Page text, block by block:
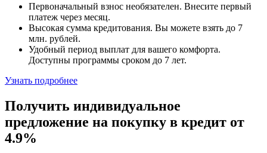
Первоначальный взнос необязателен. Внесите первый
платеж через месяц.
Высокая сумма кредитования. Вы можете взять до 7
млн. рублей.
Удобный период выплат для вашего комфорта.
Доступны программы сроком до 7 лет.
Узнать подробнее
Получить индивидуальное
предложение на покупку в кредит от
4.9%